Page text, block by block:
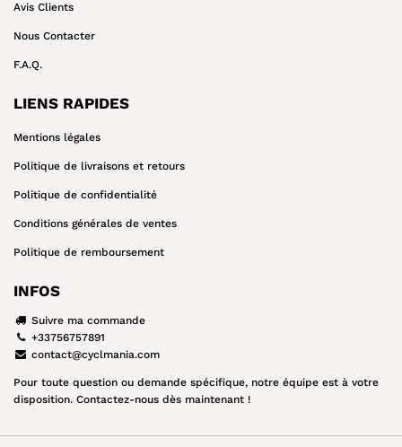
Avis Clients
Nous Contacter
F.A.Q.
LIENS RAPIDES
Mentions légales
Politique de livraisons et retours
Politique de confidentialité
Conditions générales de ventes
Politique de remboursement
INFOS
Suivre ma commande
+33756757891
contact@cyclmania.com
Pour toute question ou demande spécifique, notre équipe est à votre
disposition. Contactez-nous dès maintenant !